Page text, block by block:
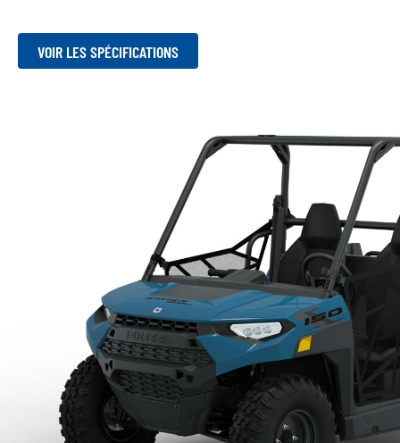
VOIR LES SPÉCIFICATIONS